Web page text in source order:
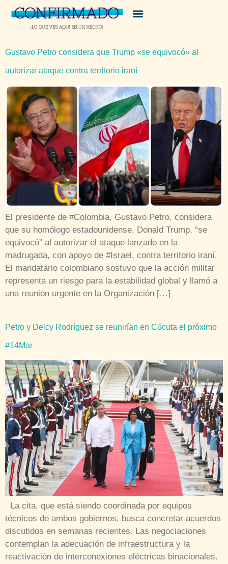
Gustavo Petro considera que Trump «se equivocó» al
autorizar ataque contra territorio iraní
El presidente de #Colombia, Gustavo Petro, considera
que su homólogo estadounidense, Donald Trump, “se
equivocó” al autorizar el ataque lanzado en la
madrugada, con apoyo de #Israel, contra territorio iraní.
El mandatario colombiano sostuvo que la acción militar
representa un riesgo para la estabilidad global y llamó a
una reunión urgente en la Organización […]
Petro y Delcy Rodríguez se reunirían en Cúcuta el próximo
#14Mar
La cita, que está siendo coordinada por equipos
técnicos de ambos gobiernos, busca concretar acuerdos
discutidos en semanas recientes. Las negociaciones
contemplan la adecuación de infraestructura y la
reactivación de interconexiones eléctricas binacionales.